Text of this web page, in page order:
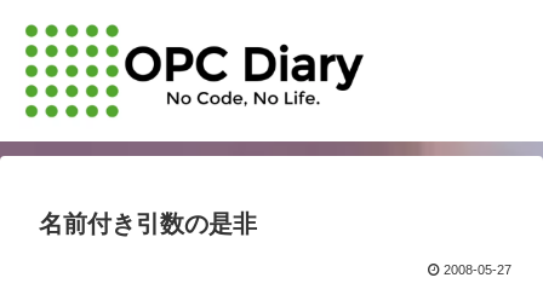
名前付き引数の是非
2008-05-27